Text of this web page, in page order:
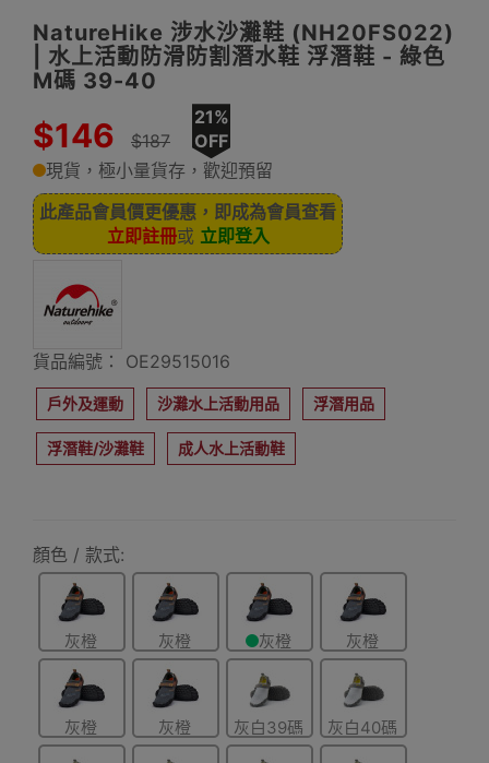
NatureHike 涉水沙灘鞋 (NH20FS022)
| 水上活動防滑防割潛水鞋 浮潛鞋 - 綠色
M碼 39-40
$146 $187
21%
OFF
現貨，極小量貨存，歡迎預留
此產品會員價更優惠，即成為會員查看
立即註冊或 立即登入
貨品編號： OE29515016
戶外及運動 沙灘水上活動用品 浮潛用品
浮潛鞋/沙灘鞋 成人水上活動鞋
顏色 / 款式:
灰橙
色-41碼
灰橙
色-43碼
灰橙
色-44碼
灰橙
色-45碼
灰橙
色-46碼
灰橙
色-47碼
灰白39碼 灰白40碼